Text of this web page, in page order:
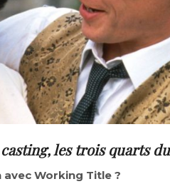
les trois quarts
Working Title ?